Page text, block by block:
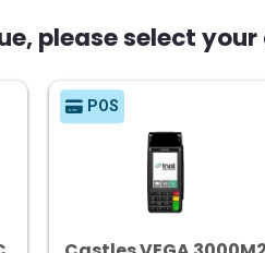
please select your
POS